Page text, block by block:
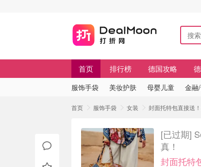
首页 排行榜 德国攻略
服饰手袋 美妆护肤 母婴儿童 金融
首页 服饰手袋 女装 封面托特包直接送
[已过期]
真！
封面托特